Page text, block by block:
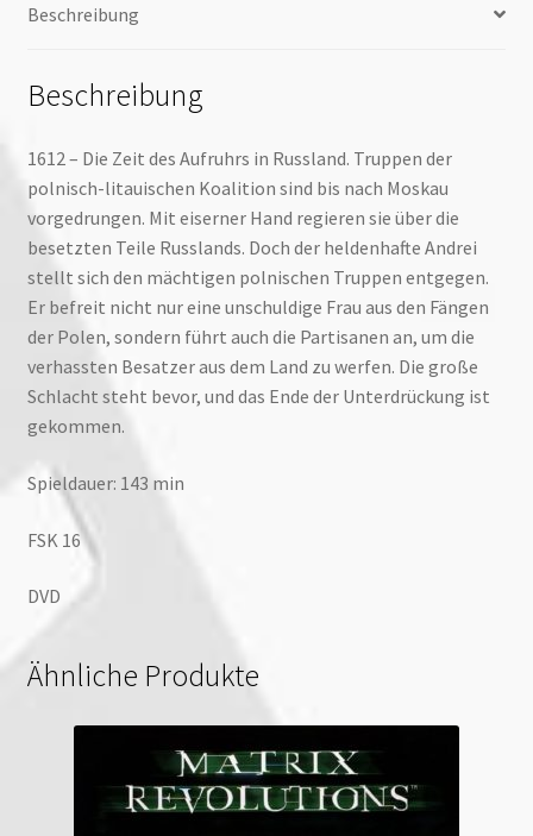
Beschreibung
Beschreibung
1612 – Die Zeit des Aufruhrs in Russland. Truppen der
polnisch-litauischen Koalition sind bis nach Moskau
vorgedrungen. Mit eiserner Hand regieren sie über die
besetzten Teile Russlands. Doch der heldenhafte Andrei
stellt sich den mächtigen polnischen Truppen entgegen.
Er befreit nicht nur eine unschuldige Frau aus den Fängen
der Polen, sondern führt auch die Partisanen an, um die
verhassten Besatzer aus dem Land zu werfen. Die große
Schlacht steht bevor, und das Ende der Unterdrückung ist
gekommen.
Spieldauer: 143 min
FSK 16
DVD
Ähnliche Produkte